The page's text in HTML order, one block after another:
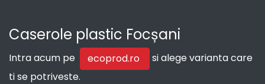
Caserole plastic Focșani
Intra acum pe ecoprod.ro
si alege varianta care
ti se potriveste.